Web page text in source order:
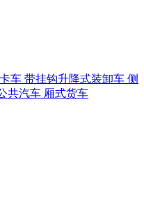
车 带挂钩升降式装卸车 侧
共汽车 厢式货车